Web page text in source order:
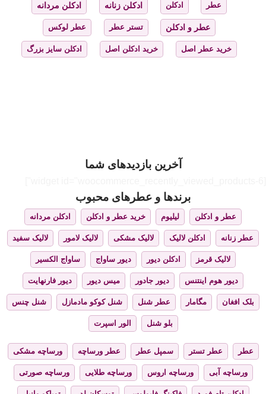
عطر ادکلن ادکلن زنانه ادکلن مردانه
عطر و ادکلن تستر عطر عطر لوکس
خرید عطر اصل خرید ادکلن اصل ادکلن سایز بزرگ
آخرین بازدیدهای شما
برندها و عطرهای محبوب
عطر و ادکلن لیلیوم خرید عطر و ادکلن ادکلن مردانه
عطر زنانه ادکلن لالیک لالیک مشکی لالیک لامور لالیک سفید
لالیک قرمز ادکلن دیور دیور ساواج ساواج الکسیر
دیور هوم اینتنس دیور جادور میس دیور دیور فارنهایت
بلک افغان مگامار عطر شنل شنل کوکو مادمازل شنل چنس
بلو شنل الور اسپرت
عطر عطر تستر سمپل عطر عطر ورساچه ورساچه مشکی
ورساچه آبی ورساچه اروس ورساچه طلایی ورساچه صورتی